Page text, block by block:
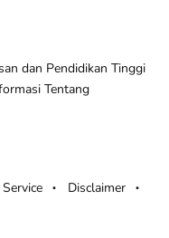
dan Pendidikan Tinggi
Tentang
Disclaimer